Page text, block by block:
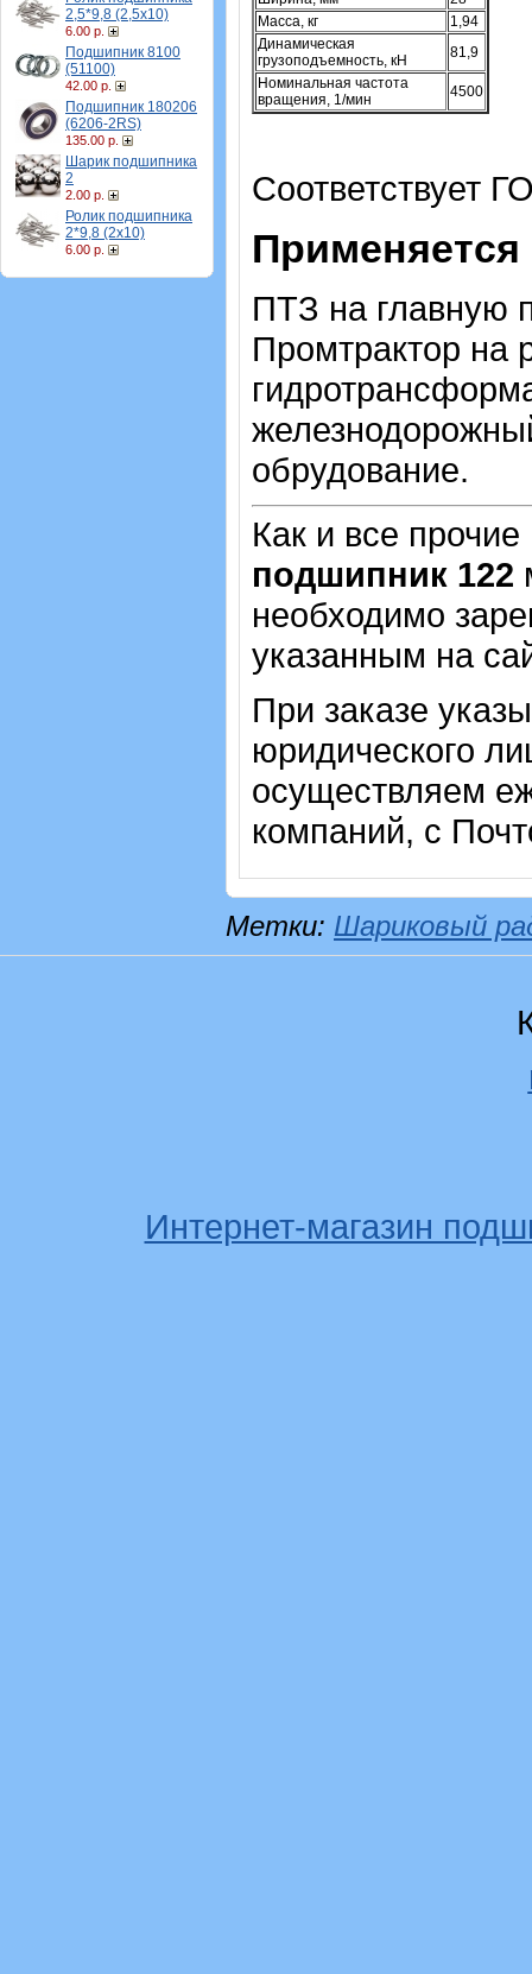
2,5*9,8 (2,5х10)
6.00 р.
Подшипник 8100
(51100)
42.00 р.
Подшипник 180206
(6206-2RS)
135.00 р.
Шарик подшипника
2
2.00 р.
Ролик подшипника
2*9,8 (2х10)
6.00 р.
Масса, кг
1,94
Динамическая
грузоподъемность, кН
81,9
Номинальная частота
вращения, 1/мин
4500
Соответствует
Применяется
ПТЗ на главную
Промтрактор на
обрудование.
Как и все
подшипник 122
необходимо
указанным на
При заказе
юридического
осуществляем
компаний, с
Метки: Шариковый
Интернет-магазин